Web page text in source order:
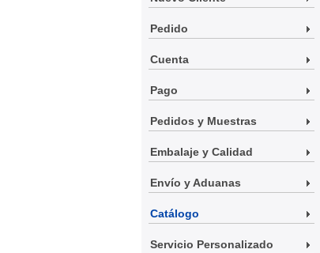
Pedido
Cuenta
Pago
Pedidos y Muestras
Embalaje y Calidad
Envío y Aduanas
Catálogo
Servicio Personalizado